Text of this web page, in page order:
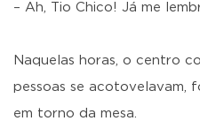
– Ah, Tio Chico! Já me
Naquelas horas, o centro
pessoas se acotovelavam,
em torno da mesa.